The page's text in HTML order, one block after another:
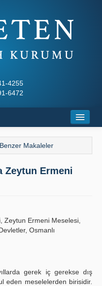
4255
6472
Benzer Makaleler
Zeytun Ermeni
Zeytun Ermeni Meselesi,
Osmanlı
gerek iç gerekse dış
eden meselelerden birisidir.